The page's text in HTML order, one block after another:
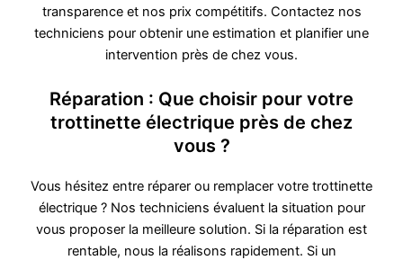
transparence et nos prix compétitifs. Contactez nos
techniciens pour obtenir une estimation et planifier une
intervention près de chez vous.
Réparation : Que choisir pour votre
trottinette électrique près de chez
vous ?
Vous hésitez entre réparer ou remplacer votre trottinette
électrique ? Nos techniciens évaluent la situation pour
vous proposer la meilleure solution. Si la réparation est
rentable, nous la réalisons rapidement. Si un